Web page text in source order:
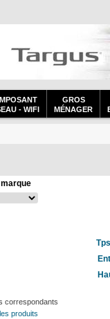
- WIFI
GROS
MÉNAGER
correspondants
produits